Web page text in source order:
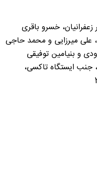
خسرو باقری
علی میرزایی و محمد حاجی
و بنیامین توفیقی
جنب ایستگاه تاکسی،